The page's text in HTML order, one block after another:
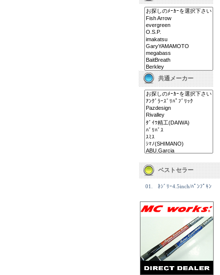
共通メーカー
ベストセラー
01. ﾈｼﾞﾘｰ4.5inch/ﾊﾟﾝﾌﾟｷﾝ